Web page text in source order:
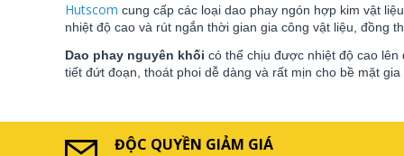
Hutscom cung cấp các loại dao phay ngón hợp kim vật
nhiệt độ cao và rút ngắn thời gian gia công vật liệu, đồng
Dao phay nguyên khối có thể chịu được nhiệt độ cao
tiết đứt đoạn, thoát phoi dễ dàng và rất mịn cho bề mặt gia
ĐỘC QUYỀN GIẢM GIÁ